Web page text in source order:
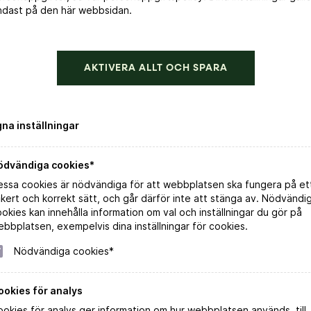
på den här webbsidan.
AKTIVERA ALLT OCH SPARA
inställningar
cookies*
cookies är nödvändiga för att webbplatsen ska fungera på
och korrekt sätt, och går därför inte att stänga av.
kan innehålla information om val och inställningar du gör på
exempelvis dina inställningar för cookies.
Nödvändiga cookies*
för analys